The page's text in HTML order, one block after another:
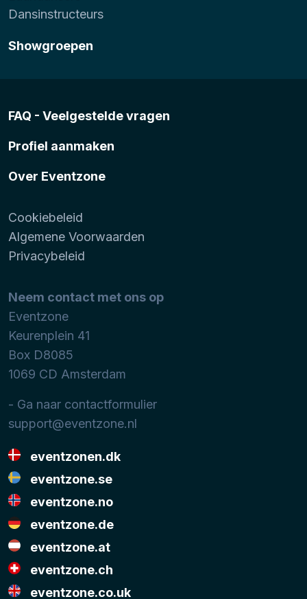
Dansinstructeurs
Showgroepen
FAQ - Veelgestelde vragen
Profiel aanmaken
Over Eventzone
Cookiebeleid
Algemene Voorwaarden
Privacybeleid
Neem contact met ons op
Eventzone
Keurenplein 41
Box D8085
1069 CD Amsterdam
- Ga naar contactformulier
support@eventzone.nl
eventzonen.dk
eventzone.se
eventzone.no
eventzone.de
eventzone.at
eventzone.ch
eventzone.co.uk